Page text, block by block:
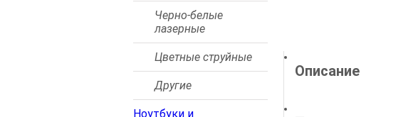
Черно-белые
лазерные
Цветные струйные
Другие
Ноутбуки и
Описание